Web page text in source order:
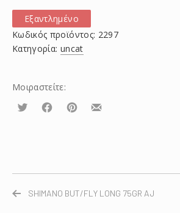
Εξαντλημένο
Κωδικός προϊόντος: 2297
Κατηγορία: uncat
Μοιραστείτε:
Τουίτα ΜοιραστείτεΜοιραστείτεΜοιραστείτε
SHIMANO BUT/FLY LONG 75GR AJ